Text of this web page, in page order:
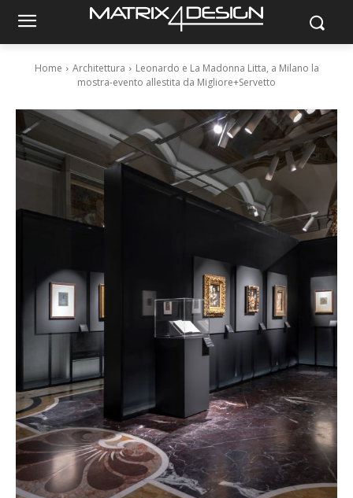
Home Architettura
Leonardo e La Madonna Litta, a Milano la
mostra-evento allestita da Migliore+Servetto